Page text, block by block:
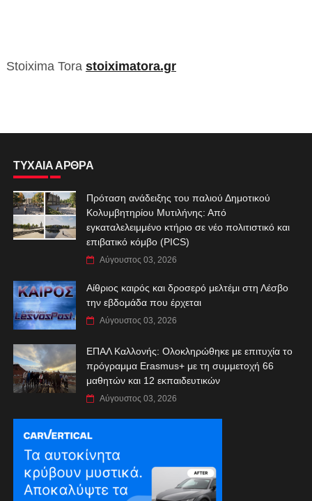
Stoixima Tora stoiximatora.gr
ΤΥΧΑΙΑ ΑΡΘΡΑ
Πρόταση ανάδειξης του παλιού Δημοτικού
Κολυμβητηρίου Μυτιλήνης: Από
εγκαταλελειμμένο κτήριο σε νέο πολιτιστικό και
επιβατικό κόμβο (PICS)
Αύγουστος 03, 2026
Αίθριος καιρός και δροσερό μελτέμι στη Λέσβο
την εβδομάδα που έρχεται
Αύγουστος 03, 2026
ΕΠΑΛ Καλλονής: Ολοκληρώθηκε με επιτυχία το
πρόγραμμα Erasmus+ με τη συμμετοχή 66
μαθητών και 12 εκπαιδευτικών
Αύγουστος 03, 2026